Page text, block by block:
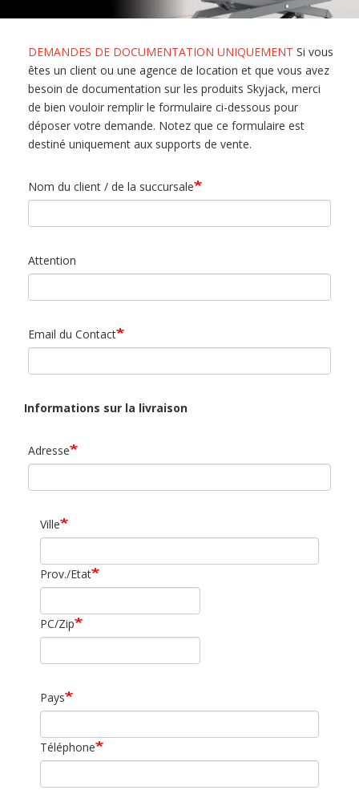
DEMANDES DE DOCUMENTATION UNIQUEMENT Si vous
êtes un client ou une agence de location et que vous avez
besoin de documentation sur les produits Skyjack, merci
de bien vouloir remplir le formulaire ci-dessous pour
déposer votre demande. Notez que ce formulaire est
destiné uniquement aux supports de vente.
Nom du client / de la succursale
Attention
Email du Contact
Informations sur la livraison
Adresse
Ville
Prov./Etat
PC/Zip
Pays
Téléphone